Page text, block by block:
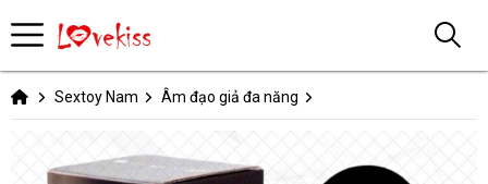
Sextoy Nam Âm đạo giả đa năng